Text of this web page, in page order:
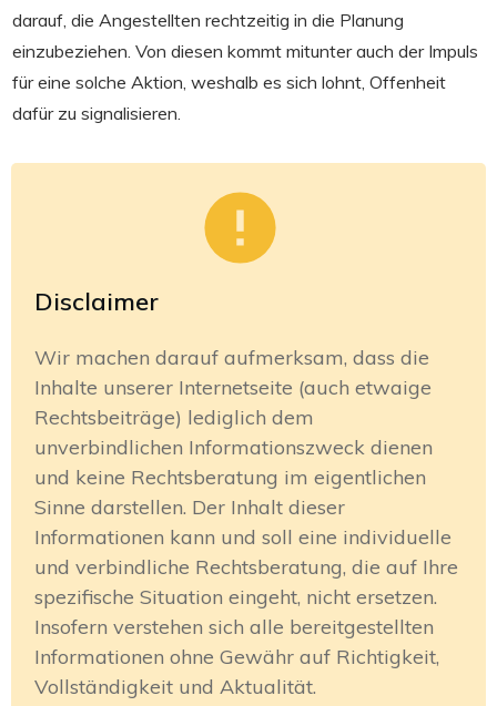
darauf, die Angestellten rechtzeitig in die Planung
einzubeziehen. Von diesen kommt mitunter auch der Impuls
für eine solche Aktion, weshalb es sich lohnt, Offenheit
dafür zu signalisieren.
Disclaimer
Wir machen darauf aufmerksam, dass die
Inhalte unserer Internetseite (auch etwaige
Rechtsbeiträge) lediglich dem
unverbindlichen Informationszweck dienen
und keine Rechtsberatung im eigentlichen
Sinne darstellen. Der Inhalt dieser
Informationen kann und soll eine individuelle
und verbindliche Rechtsberatung, die auf Ihre
spezifische Situation eingeht, nicht ersetzen.
Insofern verstehen sich alle bereitgestellten
Informationen ohne Gewähr auf Richtigkeit,
Vollständigkeit und Aktualität.